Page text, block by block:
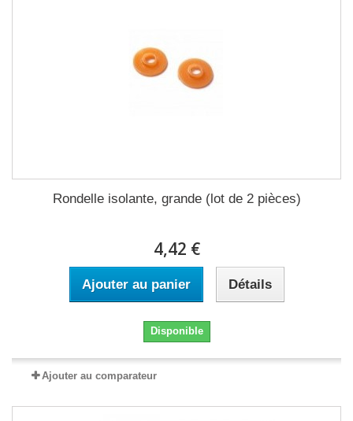
Rondelle isolante, grande (lot de 2 pièces)
4,42 €
Ajouter au panier Détails
Disponible
Ajouter au comparateur